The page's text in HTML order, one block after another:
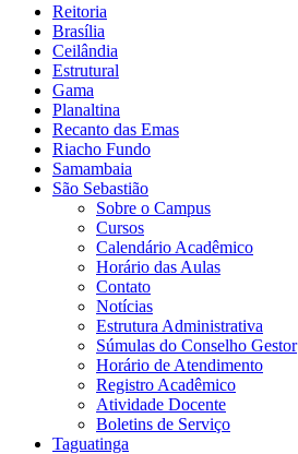
Reitoria
Brasília
Ceilândia
Estrutural
Gama
Planaltina
Recanto das Emas
Riacho Fundo
Samambaia
São Sebastião
Sobre o Campus
Cursos
Calendário Acadêmico
Horário das Aulas
Contato
Notícias
Estrutura Administrativa
Súmulas do Conselho Gestor
Horário de Atendimento
Registro Acadêmico
Atividade Docente
Boletins de Serviço
Taguatinga